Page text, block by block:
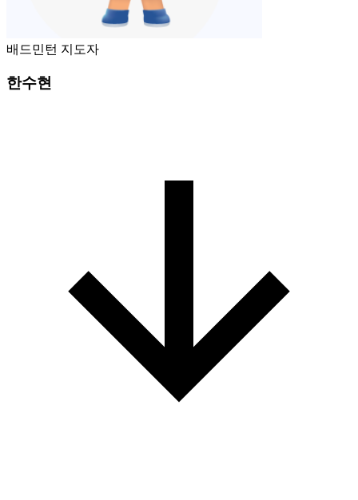
배드민턴 지도자
한수현